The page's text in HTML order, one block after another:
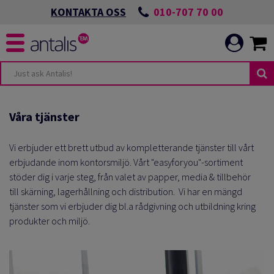
KONTAKTA OSS 010-707 70 00
Våra tjänster
Vi erbjuder ett brett utbud av kompletterande tjänster till vårt
erbjudande inom kontorsmiljö. Vårt "easyforyou"-sortiment
stöder dig i varje steg, från valet av papper, media & tillbehör
till skärning, lagerhållning och distribution. Vi har en mängd
tjänster som vi erbjuder dig bl.a rådgivning och utbildning kring
produkter och miljö.